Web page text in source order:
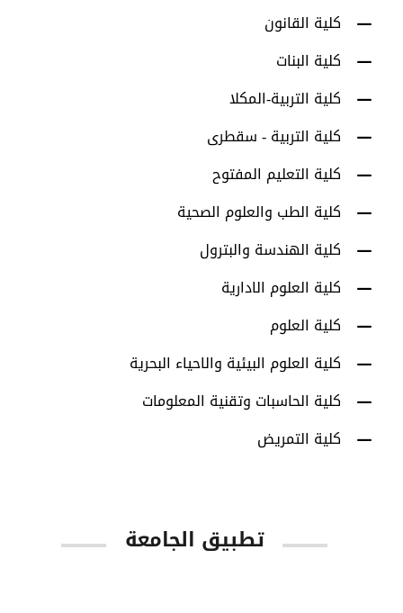
كلية القانون
كلية البنات
كلية التربية-المكلا
كلية التربية - سقطرى
كلية التعليم المفتوح
كلية الطب والعلوم الصحية
كلية الهندسة والبترول
كلية العلوم الادارية
كلية العلوم
كلية العلوم البيئية والاحياء البحرية
كلية الحاسبات وتقنية المعلومات
كلية التمريض
تطبيق الجامعة